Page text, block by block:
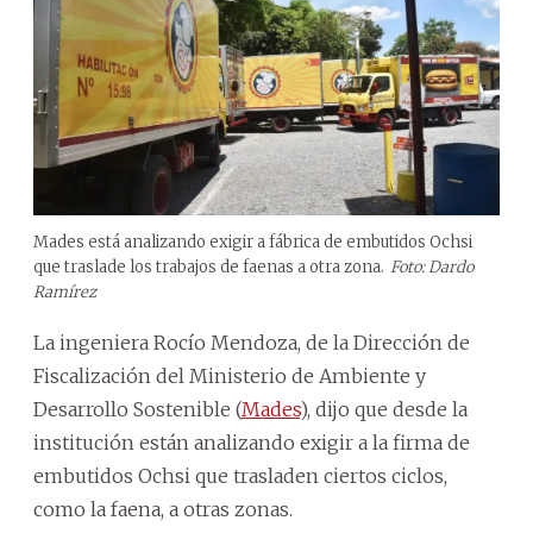
Mades está analizando exigir a fábrica de embutidos Ochsi
que traslade los trabajos de faenas a otra zona. Foto: Dardo
Ramírez
La ingeniera Rocío Mendoza, de la Dirección de
Fiscalización del Ministerio de Ambiente y
Desarrollo Sostenible (Mades), dijo que desde la
institución están analizando exigir a la firma de
embutidos Ochsi que trasladen ciertos ciclos,
como la faena, a otras zonas.